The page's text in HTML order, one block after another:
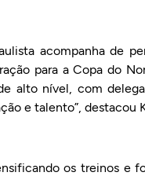
acompanha de
para a Copa do
alto nível, com
e talento”, destacou
os treinos e